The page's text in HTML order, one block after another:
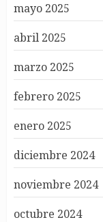
mayo 2025
abril 2025
marzo 2025
febrero 2025
enero 2025
diciembre 2024
noviembre 2024
octubre 2024